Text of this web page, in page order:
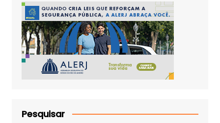
Pesquisar